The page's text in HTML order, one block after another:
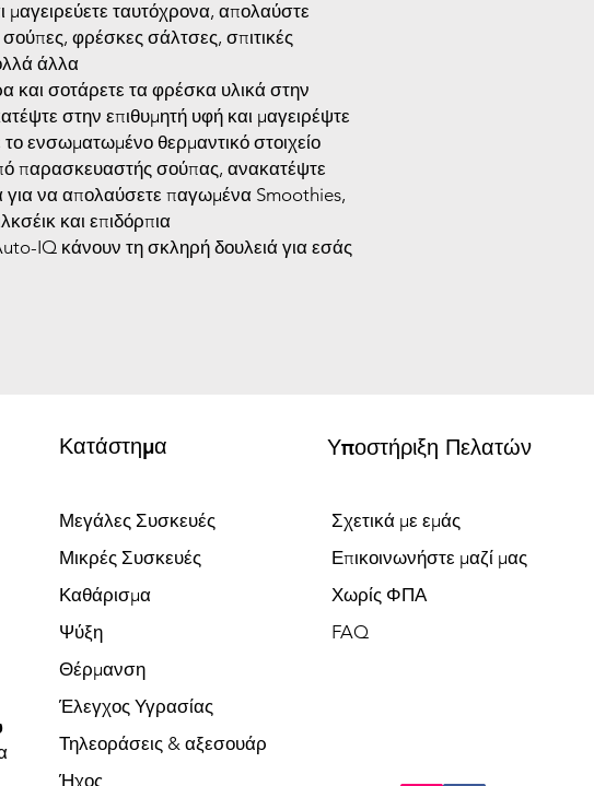
μαγειρεύετε ταυτόχρονα, απολαύστε
σούπες, φρέσκες σάλτσες, σπιτικές
άλλα
και σοτάρετε τα φρέσκα υλικά στην
στην επιθυμητή υφή και μαγειρέψτε
το ενσωματωμένο θερμαντικό στοιχείο
παρασκευαστής σούπας, ανακατέψτε
για να απολαύσετε παγωμένα Smoothies,
και επιδόρπια
IQ κάνουν τη σκληρή δουλειά για εσάς
Κατάστημα
Μεγάλες Συσκευές
Μικρές Συσκευές
Καθάρισμα
Ψύξη
Θέρμανση
Έλεγχος Υγρασίας
Τηλεοράσεις & αξεσουάρ
Ήχος
Υποστήριξη Πελατών
Σχετικά με εμάς
Επικοινωνήστε μαζί μας
Χωρίς ΦΠΑ
FAQ